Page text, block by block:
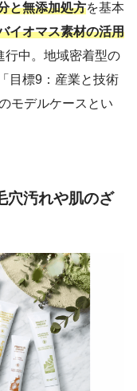
と無添加処方を基本
イオマス素材の活用
行中。地域密着型の
目標9：産業と技術
モデルケースとい
穴汚れや肌のざ